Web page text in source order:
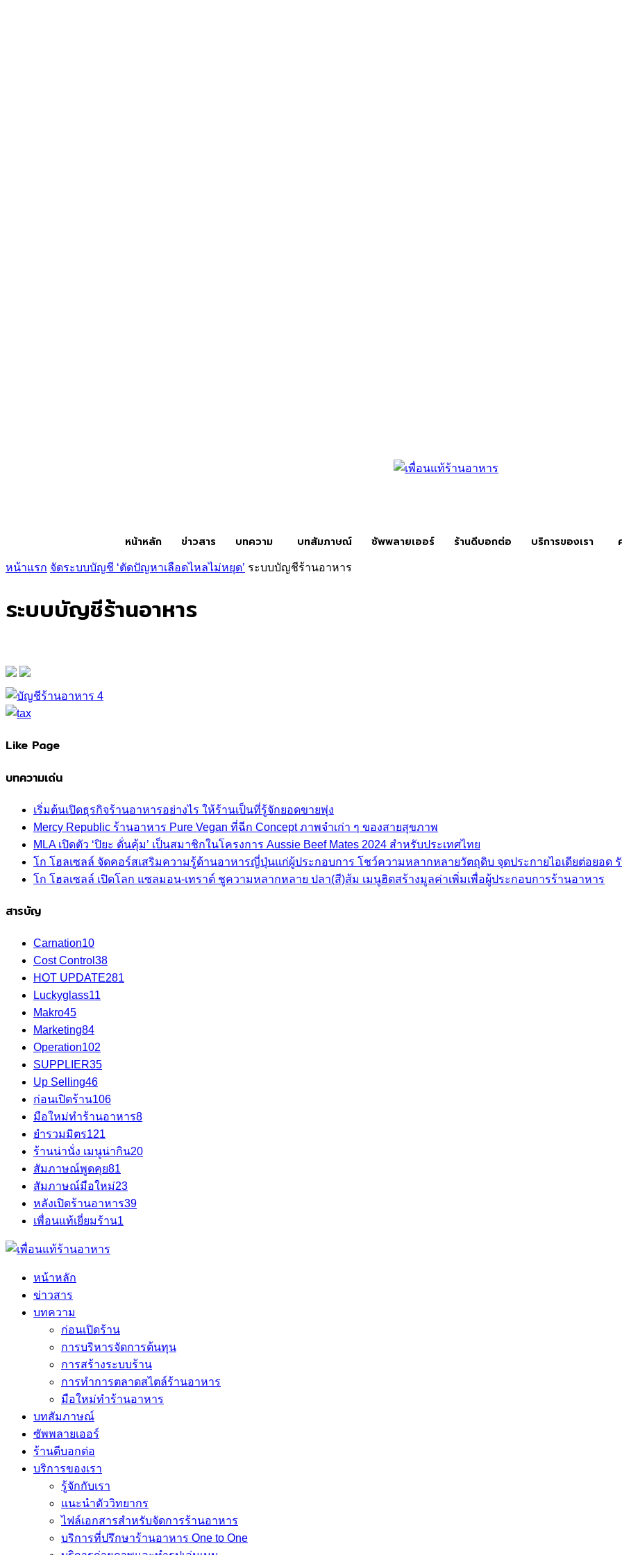
หน้าหลัก ข่าวสาร บทความ บทสัมภาษณ์ ซัพพลายเออร์ ร้านดีบอกต่อ บริการของเรา
หน้าแรก จัดระบบบัญชี ‘ตัดปัญหาเลือดไหลไม่หยุด’ ระบบบัญชีร้านอาหาร
ระบบบัญชีร้านอาหาร
Like Page
บทความเด่น
เริ่มต้นเปิดธุรกิจร้านอาหารอย่างไร ให้ร้านเป็นที่รู้จักยอดขายพุ่ง
Mercy Republic ร้านอาหาร Pure Vegan ที่ฉีก Concept ภาพจำเก่า ๆ ของสายสุขภาพ
MLA เปิดตัว ‘ปิยะ ดั่นคุ้ม’ เป็นสมาชิกในโครงการ Aussie Beef Mates 2024 สำหรับประเทศไทย
โก โฮลเซลล์ จัดคอร์สเสริมความรู้ด้านอาหารญี่ปุ่นแก่ผู้ประกอบการ โชว์ความหลากหลายวัตถุดิบ จุดประกายไอเดียต่อยอด
โก โฮลเซลล์ เปิดโลก แซลมอน-เทราต์ ชูความหลากหลาย ปลา(สี)ส้ม เมนูฮิตสร้างมูลค่าเพิ่มเพื่อผู้ประกอบการร้านอาหาร
สารบัญ
Carnation10
Cost Control 38
HOT UPDATE281
Luckyglass11
Makro45
Marketing84
Operation102
SUPPLIER35
Up Selling46
ก่อนเปิดร้าน106
มือใหม่ทำร้านอาหาร8
ยำรวมมิตร121
ร้านน่านั่ง เมนูน่ากิน20
สัมภาษณ์พูดคุย81
สัมภาษณ์มือใหม่23
หลังเปิดร้านอาหาร39
เพื่อนแท้เยี่ยมร้าน1
หน้าหลัก
ข่าวสาร
บทความ
ก่อนเปิดร้าน
การบริหารจัดการต้นทุน
การสร้างระบบร้าน
การทำการตลาดสไตล์ร้านอาหาร
มือใหม่ทำร้านอาหาร
บทสัมภาษณ์
ซัพพลายเออร์
ร้านดีบอกต่อ
บริการของเรา
รู้จักกับเรา
แนะนำตัววิทยากร
ไฟล์เอกสารสำหรับจัดการร้านอาหาร
บริการที่ปรึกษาร้านอาหาร One to One